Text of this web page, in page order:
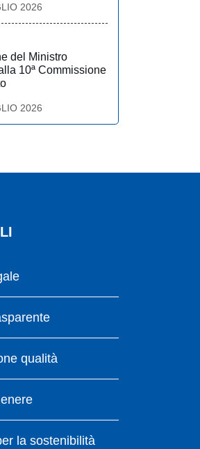
2026
del Ministro
10ª Commissione
2026
qualità
la sostenibilità